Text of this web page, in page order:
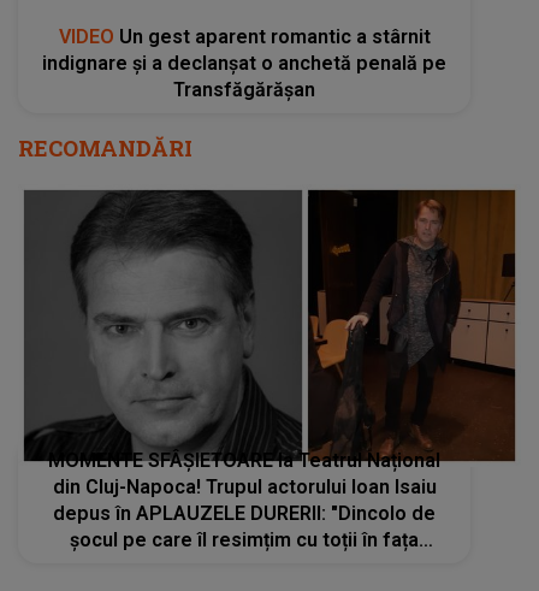
VIDEO Un gest aparent romantic a stârnit
indignare și a declanșat o anchetă penală pe
Transfăgărășan
RECOMANDĂRI
MOMENTE SFÂȘIETOARE la Teatrul Național
din Cluj-Napoca! Trupul actorului Ioan Isaiu
depus în APLAUZELE DURERII: "Dincolo de
șocul pe care îl resimțim cu toții în fața